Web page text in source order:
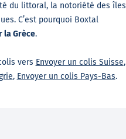
du littoral, la notoriété des îles
C’est pourquoi Boxtal
la Grèce.
vers Envoyer un colis Suisse,
, Envoyer un colis Pays-Bas.